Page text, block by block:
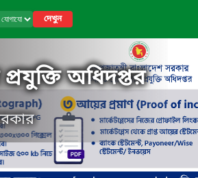
দেখুন
অধিদপ্তর